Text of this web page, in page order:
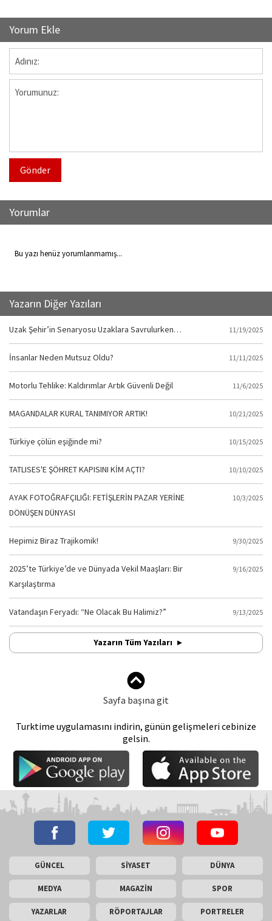
Yorum Ekle
Gönder
Yorumlar
Bu yazı henüz yorumlanmamış...
Yazarın Diğer Yazıları
Uzak Şehir’in Senaryosu Uzaklara Savrulurken… 11/19/2025
İnsanlar Neden Mutsuz Oldu? 11/11/2025
Motorlu Tehlike: Kaldırımlar Artık Güvenli Değil 11/6/2025
MAGANDALAR KURAL TANIMIYOR ARTIK! 10/21/2025
Türkiye çölün eşiğinde mi? 10/15/2025
TATLISES'E ŞÖHRET KAPISINI KİM AÇTI? 10/10/2025
AYAK FOTOĞRAFÇILIĞI: FETİŞLERİN PAZAR YERİNE
DÖNÜŞEN DÜNYASI
10/3/2025
Hepimiz Biraz Trajikomik! 9/30/2025
2025’te Türkiye’de ve Dünyada Vekil Maaşları: Bir
Karşılaştırma
9/16/2025
Vatandaşın Feryadı: “Ne Olacak Bu Halimiz?” 9/13/2025
Yazarın Tüm Yazıları
Sayfa başına git
Turktime uygulamasını indirin, günün gelişmeleri cebinize
gelsin.
GÜNCEL SİYASET DÜNYA
MEDYA MAGAZİN SPOR
YAZARLAR RÖPORTAJLAR PORTRELER